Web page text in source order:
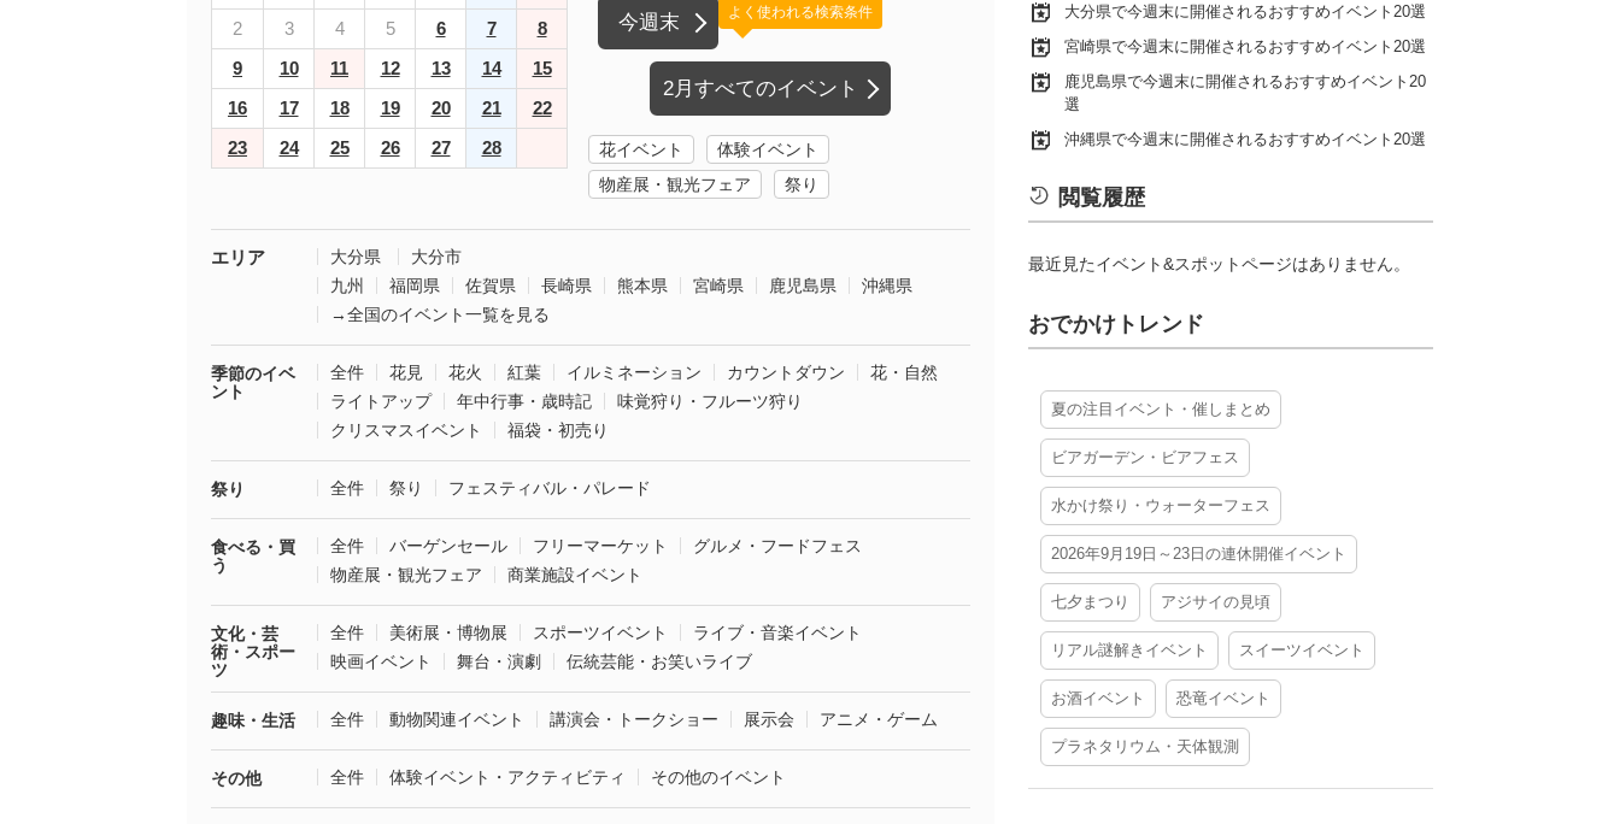
2
3 4 5 6 7
8
9
10 11 12 13 14
15
16
17 18 19 20 21
22
23
24 25 26 27 28
今週末
2月すべてのイベント
よく使われる検索条件
花イベント
体験イベント
物産展・観光フェア
祭り
エリア 大分県
大分市
九州
福岡県 佐賀県 長崎県 熊本県 宮崎県 鹿児島県
沖縄県
→全国のイベント一覧を見る
季節のイベ
ント
全件 花見 花火 紅葉 イルミネーション カウントダウン
花・自然
ライトアップ
年中行事・歳時記
味覚狩り・フルーツ狩り
クリスマスイベント
福袋・初売り
祭り 全件 祭り フェスティバル・パレード
食べる・買
う
全件 バーゲンセール フリーマーケット
グルメ・フードフェス
物産展・観光フェア
商業施設イベント
文化・芸
術・スポー
ツ
全件 美術展・博物展 スポーツイベント
ライブ・音楽イベント
映画イベント
舞台・演劇 伝統芸能・お笑いライブ
趣味・生活 全件 動物関連イベント 講演会・トークショー 展示会 アニメ・ゲーム
その他 全件 体験イベント・アクティビティ その他のイベント
大分県で今週末に開催されるおすすめイベント20選
宮崎県で今週末に開催されるおすすめイベント20選
鹿児島県で今週末に開催されるおすすめイベント20
選
沖縄県で今週末に開催されるおすすめイベント20選
閲覧履歴
最近見たイベント&スポットページはありません。
おでかけトレンド
夏の注目イベント・催しまとめ
ビアガーデン・ビアフェス
水かけ祭り・ウォーターフェス
2026年9月19日～23日の連休開催イベント
七夕まつり アジサイの見頃
リアル謎解きイベント スイーツイベント
お酒イベント 恐竜イベント
プラネタリウム・天体観測